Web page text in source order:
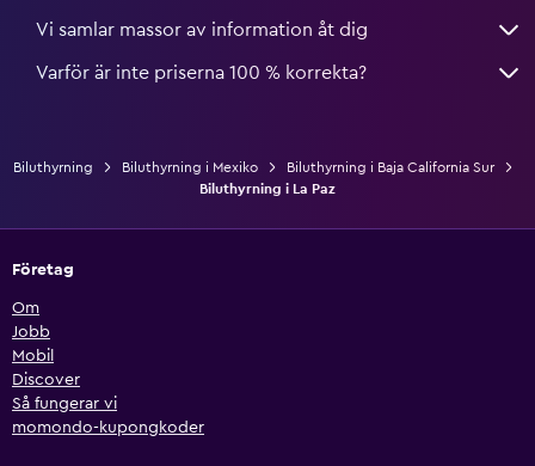
Vi samlar massor av information åt dig
Varför är inte priserna 100 % korrekta?
Biluthyrning Biluthyrning i Mexiko
Biluthyrning i Baja California Sur
Biluthyrning i La Paz
Företag
Om
Jobb
Mobil
Discover
Så fungerar vi
momondo-kupongkoder